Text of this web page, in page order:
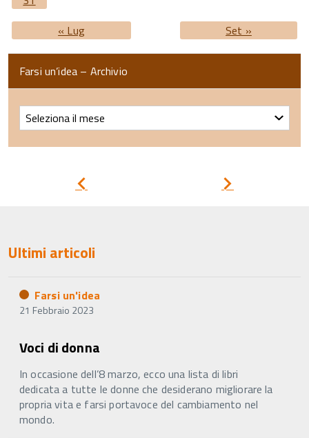
« Lug
Set »
Farsi un’idea – Archivio
Farsi
un’idea
–
Archivio
Ultimi articoli
Farsi un'idea
21 Febbraio 2023
Voci di donna
In occasione dell’8 marzo, ecco una lista di libri
dedicata a tutte le donne che desiderano migliorare la
propria vita e farsi portavoce del cambiamento nel
mondo.